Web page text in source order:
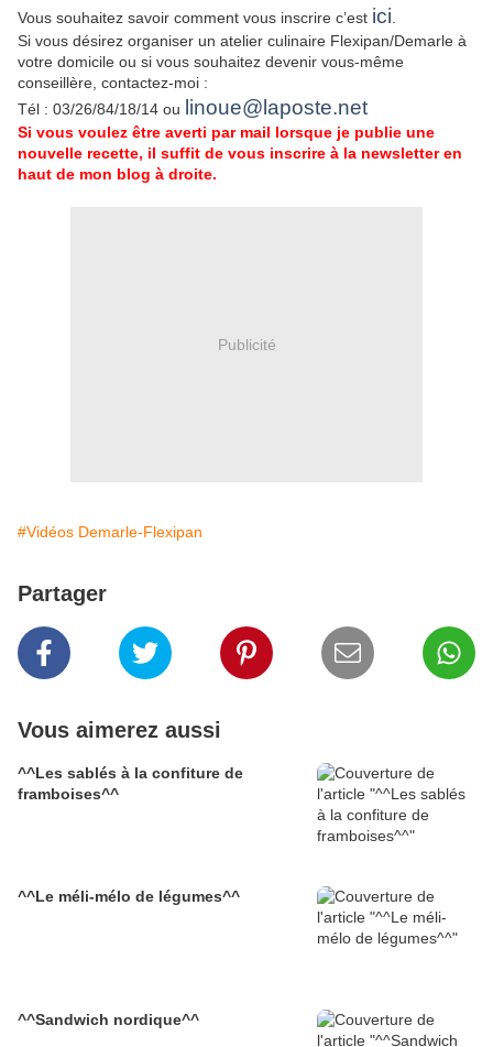
Vous souhaitez savoir comment vous inscrire c’est ici
Si vous désirez organiser un atelier culinaire Flexipan/Demarle à
votre domicile ou si vous souhaitez devenir vous-même
conseillère, contactez-moi :
Tél : 03/26/84/18/14 ou
linoue@laposte.net
Si vous voulez être averti par mail lorsque je publie une
nouvelle recette, il suffit de vous inscrire à la newsletter en
haut de mon blog à droite.
Publicité
#Vidéos Demarle-Flexipan
Partager
Vous aimerez aussi
^^Les sablés à la confiture de
framboises^^
^^Le méli-mélo de légumes^^
^^Sandwich nordique^^